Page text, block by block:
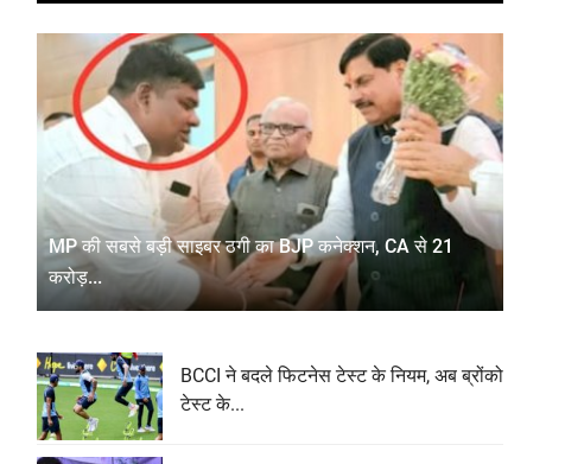
MP की सबसे बड़ी साइबर ठगी का BJP कनेक्शन, CA से 21
करोड़...
BCCI ने बदले फिटनेस टेस्ट के नियम, अब ब्रोंको
टेस्ट के...